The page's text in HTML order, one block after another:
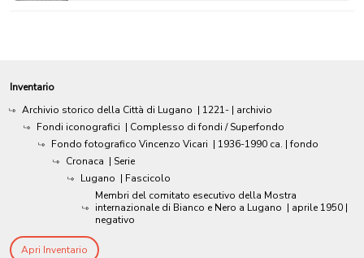
Inventario
Archivio storico della Città di Lugano | 1221- | archivio
Fondi iconografici | Complesso di fondi / Superfondo
Fondo fotografico Vincenzo Vicari | 1936-1990 ca. | fondo
Cronaca | Serie
Lugano | Fascicolo
Membri del comitato esecutivo della Mostra
internazionale di Bianco e Nero a Lugano | aprile 1950 |
negativo
Apri Inventario